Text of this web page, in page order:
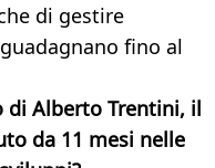
di gestire
fino al
di Alberto Trentini, il
da 11 mesi nelle